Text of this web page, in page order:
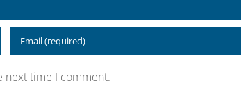
next time I comment.